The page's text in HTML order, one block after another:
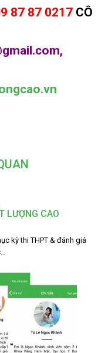
87 87 0217 CÔ
LƯỢNG CAO
kỳ thi THPT & đánh giá